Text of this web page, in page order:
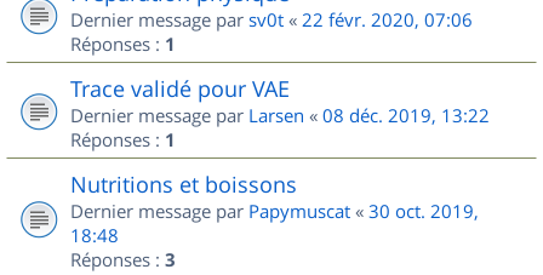
Dernier message par sv0t « 22 févr. 2020, 07:06
Réponses : 1
Trace validé pour VAE
Dernier message par Larsen « 08 déc. 2019, 13:22
Réponses : 1
Nutritions et boissons
Dernier message par Papymuscat « 30 oct. 2019,
18:48
Réponses : 3